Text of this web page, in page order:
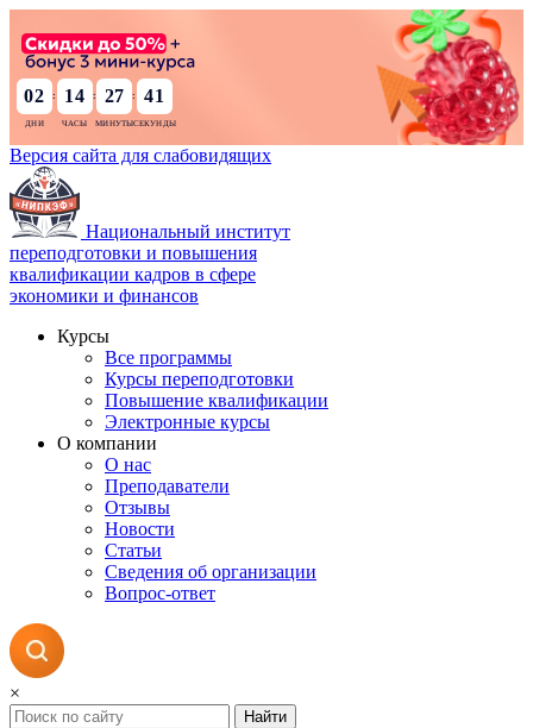
02 : 14 : 27 : 40
Версия сайта для слабовидящих
Национальный институт
переподготовки и повышения
квалификации кадров в сфере
экономики и финансов
Курсы
Все программы
Курсы переподготовки
Повышение квалификации
Электронные курсы
О компании
О нас
Преподаватели
Отзывы
Новости
Статьи
Сведения об организации
Вопрос-ответ
×
Найти